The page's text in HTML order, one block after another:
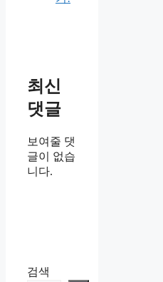
최신
댓글
보여줄 댓
글이 없습
니다.
검색